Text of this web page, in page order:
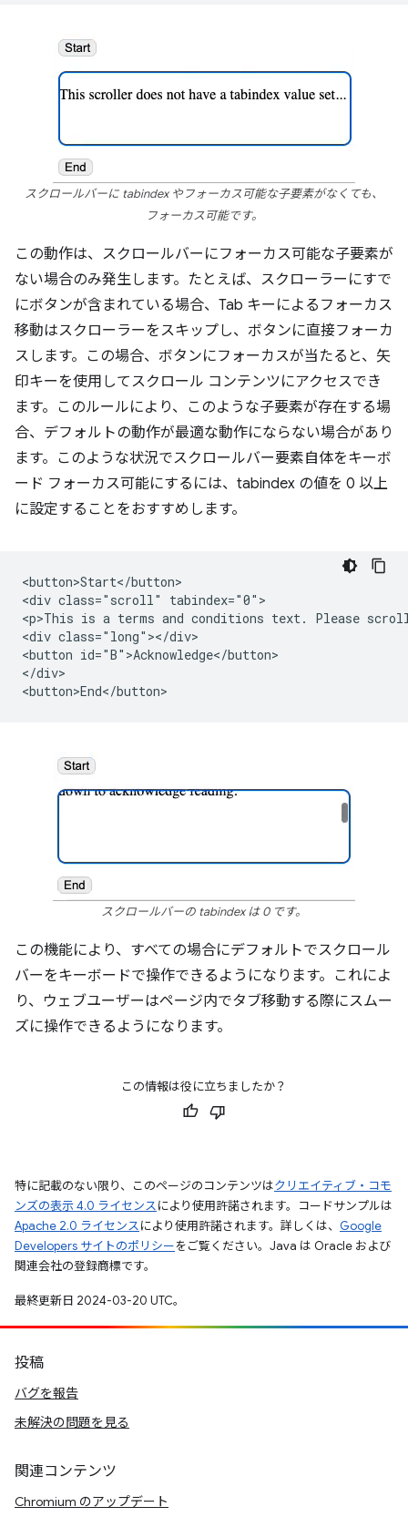
スクロールバーに tabindex やフォーカス可能な子要素がなくても、
フォーカス可能です。
この動作は、スクロールバーにフォーカス可能な子要素が
ない場合のみ発生します。たとえば、スクローラーにすで
にボタンが含まれている場合、Tab キーによるフォーカス
移動はスクローラーをスキップし、ボタンに直接フォーカ
スします。この場合、ボタンにフォーカスが当たると、矢
印キーを使用してスクロール コンテンツにアクセスでき
ます。このルールにより、このような子要素が存在する場
合、デフォルトの動作が最適な動作にならない場合があり
ます。このような状況でスクロールバー要素自体をキーボ
ード フォーカス可能にするには、tabindex の値を 0 以上
に設定することをおすすめします。
<button>Start</button>
<div class="scroll" tabindex="0">
<p>This is a terms and conditions text. Please scroll
<div class="long"></div>
<button id="B">Acknowledge</button>
</div>
スクロールバーの tabindex は 0 です。
この機能により、すべての場合にデフォルトでスクロール
バーをキーボードで操作できるようになります。これによ
り、ウェブユーザーはページ内でタブ移動する際にスムー
ズに操作できるようになります。
この情報は役に立ちましたか？
特に記載のない限り、このページのコンテンツはクリエイティブ・コモ
ンズの表示 4.0 ライセンスにより使用許諾されます。コードサンプルは
Apache 2.0 ライセンスにより使用許諾されます。詳しくは、 Google
Developers サイトのポリシーをご覧ください。Java は Oracle および
関連会社の登録商標です。
最終更新日 2024-03-20 UTC。
投稿
バグを報告
未解決の問題を見る
関連コンテンツ
Chromium のアップデート